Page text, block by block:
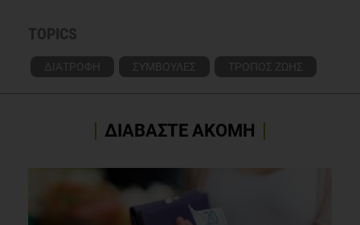
TOPICS
ΔΙΑΤΡΟΦΗ ΣΥΜΒΟΥΛΕΣ ΤΡΟΠΟΣ ΖΩΗΣ
ΔΙΑΒΑΣΤΕ ΑΚΟΜΗ